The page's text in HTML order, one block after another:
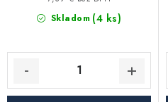
Skladom (4 ks)